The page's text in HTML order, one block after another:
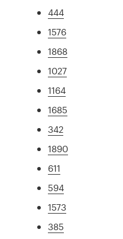
444
1576
1868
1027
1164
1685
342
1890
611
594
1573
385